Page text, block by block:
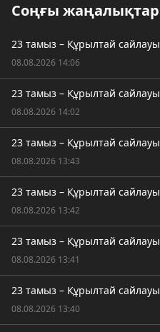
Соңғы жаңалықтар
23 тамыз – Құрылтай сайлауы
08.08.2026 14:06
23 тамыз – Құрылтай сайлауы
08.08.2026 14:02
23 тамыз – Құрылтай сайлауы
08.08.2026 13:43
23 тамыз – Құрылтай сайлауы
08.08.2026 13:42
23 тамыз – Құрылтай сайлауы
08.08.2026 13:41
23 тамыз – Құрылтай сайлауы
08.08.2026 13:40